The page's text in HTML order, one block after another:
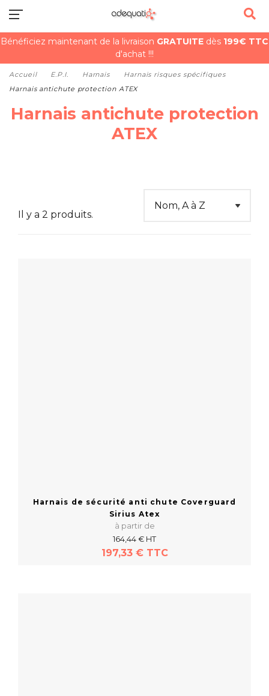
Bénéficiez maintenant de la livraison GRATUITE dès 199€ TTC
d'achat !!!
Accueil E.P.I. Harnais
Harnais risques spécifiques
Harnais antichute protection ATEX
Harnais antichute protection
ATEX
Il y a 2 produits.
Harnais de sécurité anti chute Coverguard
Sirius Atex
à partir de
164,44 € HT
197,33 € TTC